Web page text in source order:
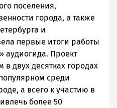
поселения,
города, а также
и
первые итоги работы
аудиогида. Проект
двух десятках городах
среди
а всего к участию в
более 50